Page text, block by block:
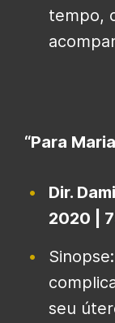
tempo,
“Para
Dir.
2020 |
seu